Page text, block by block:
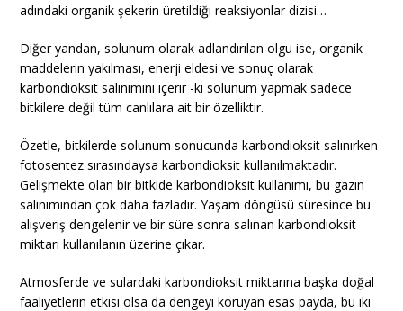
adındaki organik şekerin üretildiği reaksiyonlar dizisi…
Diğer yandan, solunum olarak adlandırılan olgu ise, organik
maddelerin yakılması, enerji eldesi ve sonuç olarak
karbondioksit salınımını içerir -ki solunum yapmak sadece
bitkilere değil tüm canlılara ait bir özelliktir.
Özetle, bitkilerde solunum sonucunda karbondioksit salınırken
fotosentez sırasındaysa karbondioksit kullanılmaktadır.
Gelişmekte olan bir bitkide karbondioksit kullanımı, bu gazın
salınımından çok daha fazladır. Yaşam döngüsü süresince bu
alışveriş dengelenir ve bir süre sonra salınan karbondioksit
miktarı kullanılanın üzerine çıkar.
Atmosferde ve sulardaki karbondioksit miktarına başka doğal
faaliyetlerin etkisi olsa da dengeyi koruyan esas payda, bu iki